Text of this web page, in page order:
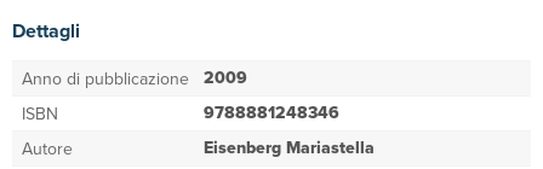
Dettagli
Anno di pubblicazione 2009
ISBN 9788881248346
Autore Eisenberg Mariastella